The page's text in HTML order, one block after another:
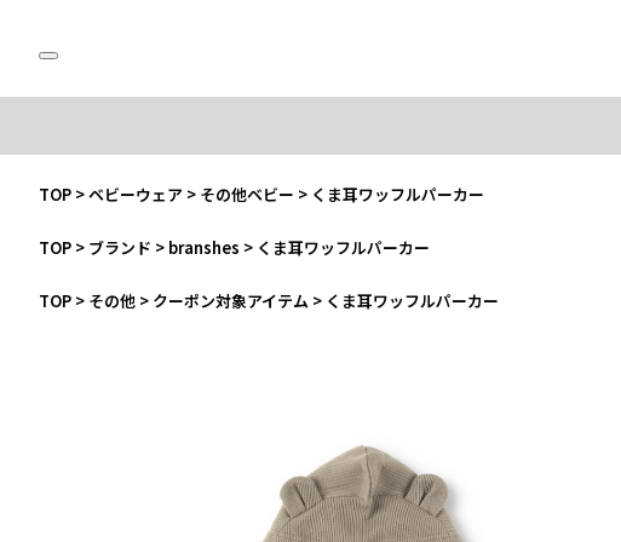
TOP >ベビーウェア > その他ベビー > くま耳ワッフルパーカー
TOP > ブランド > branshes > くま耳ワッフルパーカー
TOP > その他 > クーポン対象アイテム > くま耳ワッフルパーカー